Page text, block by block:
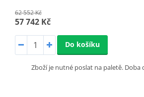
62 552 Kč
57 742 Kč
Do košíku
Zboží je nutné poslat na paletě. Doba